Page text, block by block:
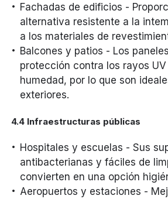
Fachadas de edificios -
alternativa resistente a la
a los materiales de
Balcones y patios - Los
protección contra los rayos
humedad, por lo que son
exteriores.
4.4 Infraestructuras públicas
Hospitales y escuelas - Sus
antibacterianas y fáciles de
convierten en una opción
Aeropuertos y estaciones -